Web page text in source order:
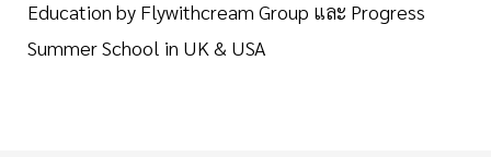
Education by Flywithcream Group และ Progress
Summer School in UK & USA